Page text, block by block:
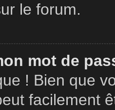
le forum.
mot de
! Bien que
facilement